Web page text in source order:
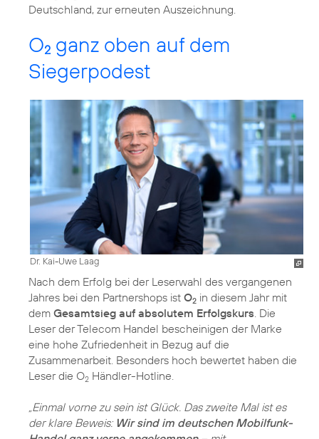
Deutschland, zur erneuten Auszeichnung.
O2 ganz oben auf dem
Siegerpodest
Dr. Kai-Uwe Laag
Nach dem Erfolg bei der Leserwahl des vergangenen
Jahres bei den Partnershops ist O2 in diesem Jahr mit
dem Gesamtsieg auf absolutem Erfolgskurs . Die
Leser der Telecom Handel bescheinigen der Marke
eine hohe Zufriedenheit in Bezug auf die
Zusammenarbeit. Besonders hoch bewertet haben die
Leser die O2 Händler-Hotline.
„Einmal vorne zu sein ist Glück. Das zweite Mal ist es
der klare Beweis: Wir sind im deutschen Mobilfunk-